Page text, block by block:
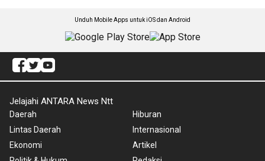
Unduh Mobile Apps untuk iOS dan Android
Jelajahi ANTARA News Ntt
Daerah
Lintas Daerah
Ekonomi
Hiburan
Internasional
Artikel